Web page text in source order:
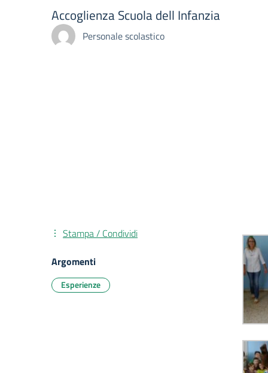
Accoglienza Scuola dell Infanzia
Personale scolastico
Stampa / Condividi
Argomenti
Esperienze